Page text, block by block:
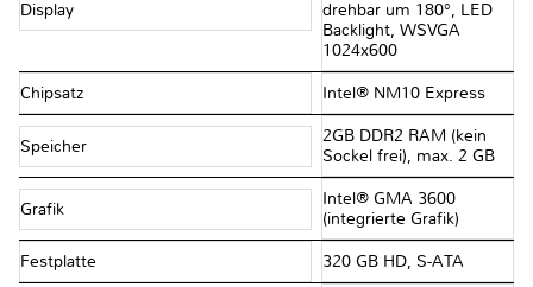
Display
drehbar um 180°, LED
Backlight, WSVGA
1024x600
Chipsatz Intel® NM10 Express
Speicher
2GB DDR2 RAM (kein
Sockel frei), max. 2 GB
Grafik
Intel® GMA 3600
(integrierte Grafik)
Festplatte 320 GB HD, S-ATA